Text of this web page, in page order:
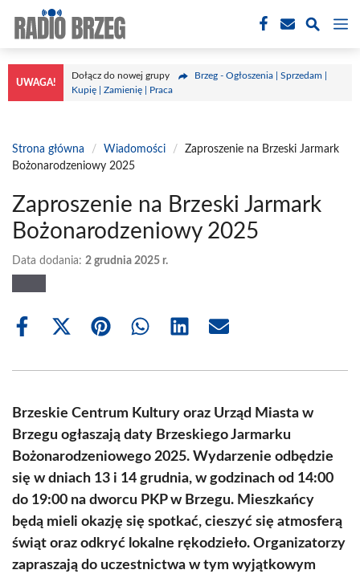
treści
UWAGA!
Dołącz do nowej grupy
Brzeg - Ogłoszenia | Sprzedam |
Kupię | Zamienię | Praca
Strona główna / Wiadomości /
Zaproszenie na Brzeski Jarmark
Bożonarodzeniowy 2025
Zaproszenie na Brzeski Jarmark
Bożonarodzeniowy 2025
Data dodania: 2 grudnia 2025 r.
Share
Share
(Twitter)
Share Share Share Share
Brzeskie Centrum Kultury oraz Urząd Miasta w
Brzegu ogłaszają daty Brzeskiego Jarmarku
Bożonarodzeniowego 2025. Wydarzenie odbędzie
się w dniach 13 i 14 grudnia, w godzinach od 14:00
do 19:00 na dworcu PKP w Brzegu. Mieszkańcy
będą mieli okazję się spotkać, cieszyć się atmosferą
świąt oraz odkryć lokalne rękodzieło. Organizatorzy
zapraszają do uczestnictwa w tym wyjątkowym